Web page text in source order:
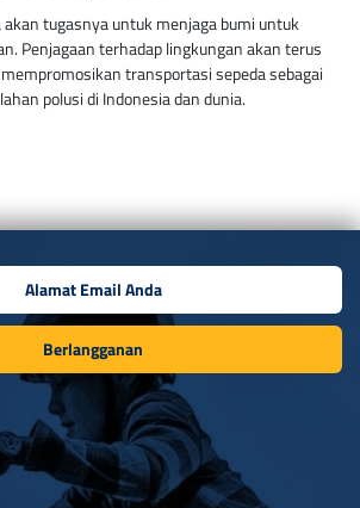
akan tugasnya untuk menjaga bumi untuk
Penjagaan terhadap lingkungan akan terus
transportasi sepeda sebagai
polusi di Indonesia dan dunia.
Berlangganan